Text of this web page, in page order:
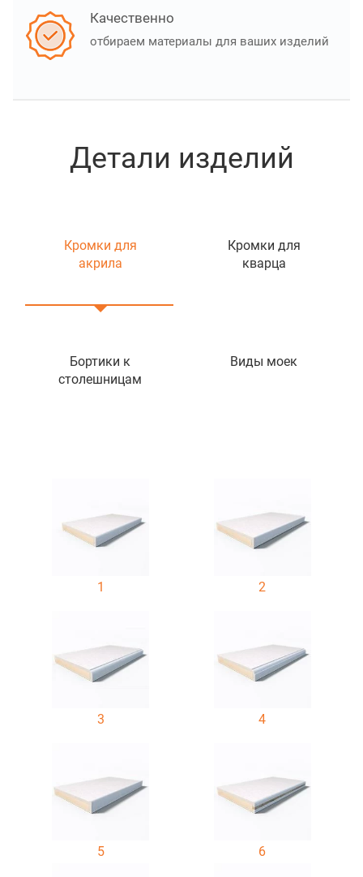
Качественно
отбираем материалы для ваших изделий
Детали изделий
Кромки для
акрила
Кромки для
кварца
Бортики к
столешницам
Виды моек
1 2
3 4
5 6